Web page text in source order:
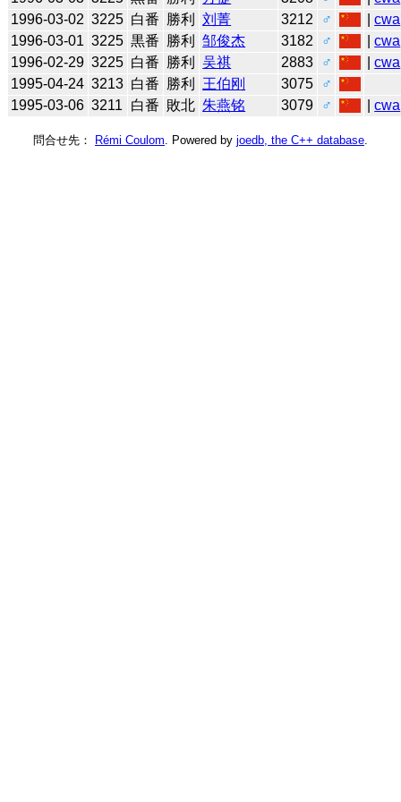
1996-03-02 3225 白番 勝利 刘菁 3212 ♂ |cwa
1996-03-01 3225 黒番 勝利 邹俊杰 3182 ♂ |cwa
1996-02-29 3225 白番 勝利 吴祺 2883 ♂ |cwa
1995-04-24 3213 白番 勝利 王伯刚 3075
♂
1995-03-06 3211 白番 敗北 朱燕铭 3079 ♂ |cwa
問合せ先： Rémi Coulom . Powered by joedb, the C++ database